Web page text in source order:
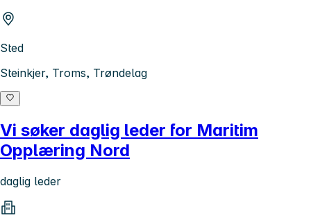
Sted
Steinkjer, Troms, Trøndelag
Vi søker daglig leder for Maritim
Opplæring Nord
daglig leder